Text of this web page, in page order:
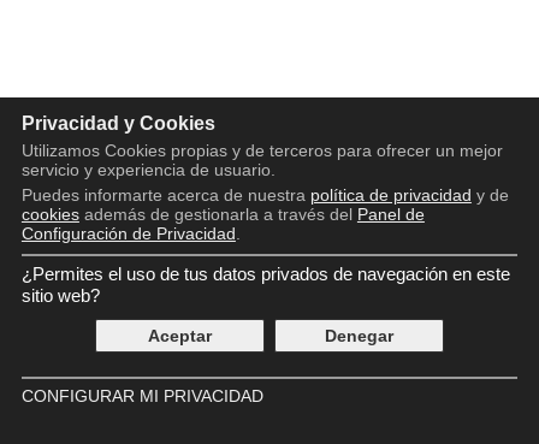
Copyright © 2016 - 2026
Aviso legal
Política de cookies
Panel de Control de Privacidad
Contácto
Privacidad y Cookies
Utilizamos Cookies propias y de terceros para ofrecer un mejor
servicio y experiencia de usuario.
Puedes informarte acerca de nuestra política de privacidad y de
cookiesademás de gestionarla a través del Panel de
Configuración de Privacidad
¿Permites el uso de tus datos privados de navegación en este
sitio web?
Aceptar Denegar
CONFIGURAR MI PRIVACIDAD